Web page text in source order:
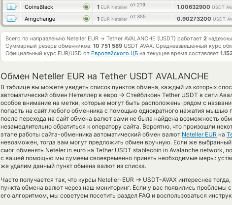
CoinsBlack 1 EUR Neteller от 219 1.00632900 USDT
Amgchange
1 EUR Neteller от 355 0.90273200 USDT
Всего по направлению Neteller EUR → Tether AVALANCHE (USDT) работает 2
Суммарный резерв обменников: 10 751 589 USDT AVAX. Средневзвешенный курс
Официальный курс EUR/USD от Европейского ЦБ на текущее время составляет
Обмен Neteller EUR на Tether USDT AVALANCHE
В таблице вы можете увидеть список пунктов обмена, каждый из которых
автоматический обмен Нетеллер в евро → Стейблкоин Tether USDT в сети
особое внимание на метки, которые могут быть расположены рядом с
попасть на сайт любого обменника с помощью однократного нажатия мышью
после перехода на сайт обмена валют вами не была найдена возможность
незамедлительно обратиться к оператору сайта. Вероятно, что произошли
этапе работы сайта-обменника автоматический обмен валют Neteller EUR на
невозможен, тогда вам могут предложить обмен вручную. Если же
смог обменять Neteler in euro на Tether USDT stablecoin in Avalanche network,
с вашей помощью мы сумеем своевременно принять необходимые меры:
же удалим данный пункт обмена валют из списка.
Часто получается так, что курсы Neteller-EUR → USDT-AVAX интереснее
пункта обмена валют через наш мониторинг. Если у вас появились проблемы
его алгоритмом, мы советуем посетить раздел FAQ и воспользоваться